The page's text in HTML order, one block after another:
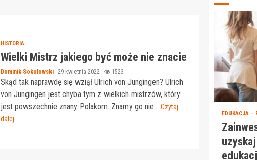
HISTORIA
Wielki Mistrz jakiego być może nie znacie
Dominik Sokołowski 29 kwietnia 2022 1523
Skąd tak naprawdę się wziął Ulrich von Jungingen? Ulrich
von Jungingen jest chyba tym z wielkich mistrzów, który
jest powszechnie znany Polakom. Znamy go nie... Czytaj
dalej
EDUKACJA